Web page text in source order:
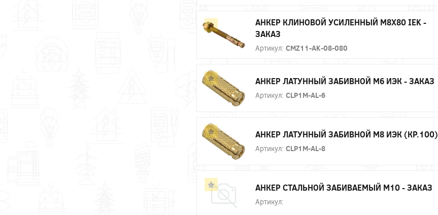
АНКЕР КЛИНОВОЙ УСИЛЕННЫЙ М8Х80 IEK -
ЗАКАЗ
Артикул: CMZ11-AK-08-080
АНКЕР ЛАТУННЫЙ ЗАБИВНОЙ М6 ИЭК - ЗАКАЗ
Артикул: CLP1M-AL-6
АНКЕР ЛАТУННЫЙ ЗАБИВНОЙ М8 ИЭК (КР.100)
Артикул: CLP1M-AL-8
АНКЕР СТАЛЬНОЙ ЗАБИВАЕМЫЙ М10 - ЗАКАЗ
Артикул: